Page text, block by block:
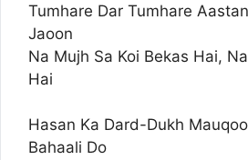
Tumhare Dar Tumhare
Jaoon
Na Mujh Sa Koi Bekas Hai,
Hai
Hasan Ka Dard-Dukh
Bahaali Do